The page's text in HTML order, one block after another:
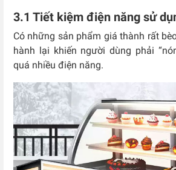
3.1 Tiết kiệm điện năng sử
Có những sản phẩm giá thành rất
hành lại khiến người dùng phải
quá nhiều điện năng.